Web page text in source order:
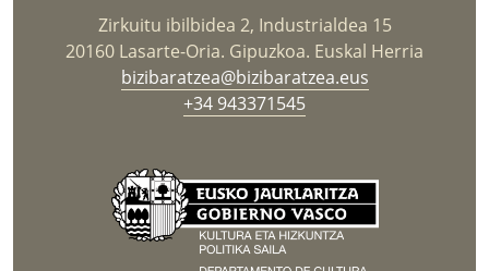
Zirkuitu ibilbidea 2, Industrialdea 15
20160 Lasarte-Oria. Gipuzkoa. Euskal Herria
bizibaratzea@bizibaratzea.eus
+34 943371545